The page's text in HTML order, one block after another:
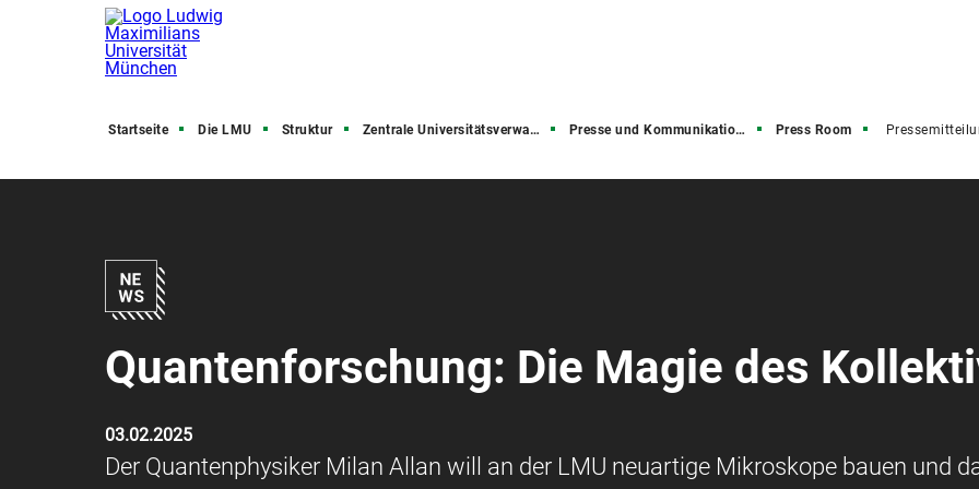
Startseite Die LMU Struktur Zentrale Universitätsverwaltung Presse und Kommunikation (PuK) Press Room
Quantenforschung: Die Magie des
03.02.2025
Der Quantenphysiker Milan Allan will an der LMU neuartige Mikroskope bauen und